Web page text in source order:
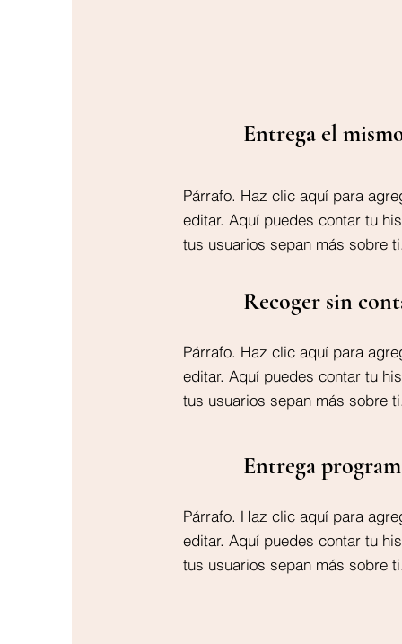
Entrega el
Párrafo. Haz clic aquí para
editar. Aquí puedes contar tu
tus usuarios sepan más sobre
Recoger sin
Párrafo. Haz clic aquí para
editar. Aquí puedes contar tu
tus usuarios sepan más sobre
Entrega
Párrafo. Haz clic aquí para
editar. Aquí puedes contar tu
tus usuarios sepan más sobre